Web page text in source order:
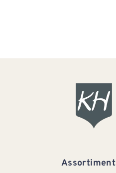
Assortiment